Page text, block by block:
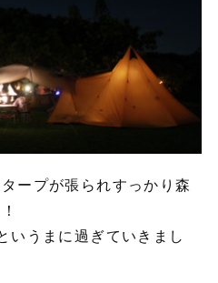
ープが張られすっかり森
いうまに過ぎていきまし